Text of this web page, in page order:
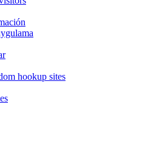
hookup sites